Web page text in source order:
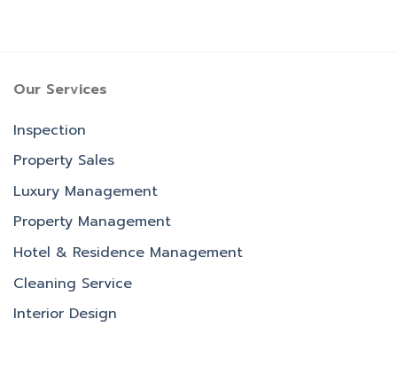
Our Services
Inspection
Property Sales
Luxury Management
Property Management
Hotel & Residence Management
Cleaning Service
Interior Design